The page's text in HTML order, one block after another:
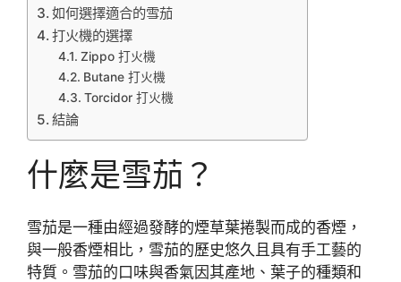
如何選擇適合的雪茄
打火機的選擇
Zippo 打火機
Butane 打火機
Torcidor 打火機
結論
什麼是雪茄？
雪茄是一種由經過發酵的煙草葉捲製而成的香煙，
與一般香煙相比，雪茄的歷史悠久且具有手工藝的
特質。雪茄的口味與香氣因其產地、葉子的種類和